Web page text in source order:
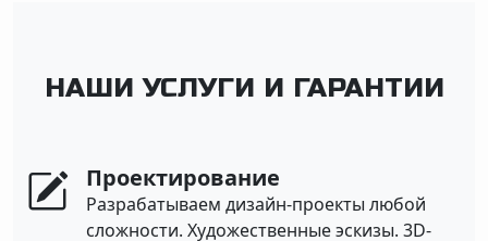
НАШИ УСЛУГИ И ГАРАНТИИ
Проектирование
Разрабатываем дизайн-проекты любой
сложности. Художественные эскизы. 3D-